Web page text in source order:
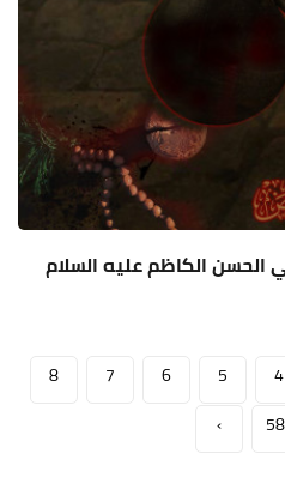
الحسن الكاظم عليه السلام
4
5
6
7
8
58
›